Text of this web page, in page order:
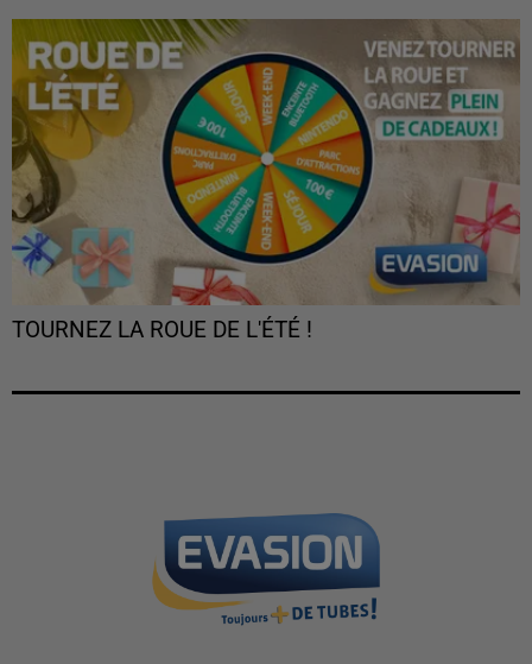
TOURNEZ LA ROUE DE L'ÉTÉ !